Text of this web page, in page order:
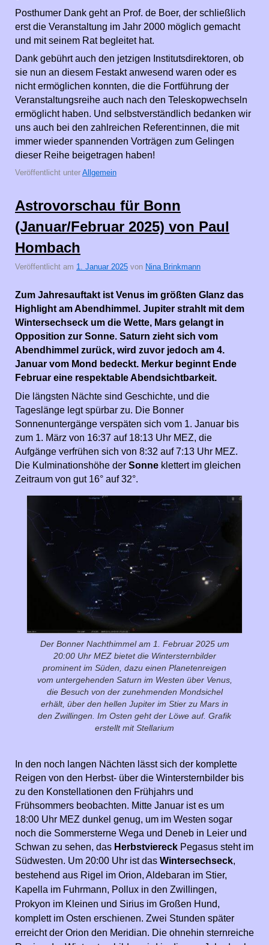
Posthumer Dank geht an Prof. de Boer, der schließlich
erst die Veranstaltung im Jahr 2000 möglich gemacht
und mit seinem Rat begleitet hat.
Dank gebührt auch den jetzigen Institutsdirektoren, ob
sie nun an diesem Festakt anwesend waren oder es
nicht ermöglichen konnten, die die Fortführung der
Veranstaltungsreihe auch nach den Teleskopwechseln
ermöglicht haben. Und selbstverständlich bedanken wir
uns auch bei den zahlreichen Referent:innen, die mit
immer wieder spannenden Vorträgen zum Gelingen
dieser Reihe beigetragen haben!
Veröffentlicht unter Allgemein
Astrovorschau für Bonn
(Januar/Februar 2025) von Paul
Hombach
Veröffentlicht am 1. Januar 2025 von Nina Brinkmann
Zum Jahresauftakt ist Venus im größten Glanz das
Highlight am Abendhimmel. Jupiter strahlt mit dem
Wintersechseck um die Wette, Mars gelangt in
Opposition zur Sonne. Saturn zieht sich vom
Abendhimmel zurück, wird zuvor jedoch am 4.
Januar vom Mond bedeckt. Merkur beginnt Ende
Februar eine respektable Abendsichtbarkeit.
Die längsten Nächte sind Geschichte, und die
Tageslänge legt spürbar zu. Die Bonner
Sonnenuntergänge verspäten sich vom 1. Januar bis
zum 1. März von 16:37 auf 18:13 Uhr MEZ, die
Aufgänge verfrühen sich von 8:32 auf 7:13 Uhr MEZ.
Die Kulminationshöhe der Sonne klettert im gleichen
Zeitraum von gut 16° auf 32°.
Der Bonner Nachthimmel am 1. Februar 2025 um
20:00 Uhr MEZ bietet die Wintersternbilder
prominent im Süden, dazu einen Planetenreigen
vom untergehenden Saturn im Westen über Venus,
die Besuch von der zunehmenden Mondsichel
erhält, über den hellen Jupiter im Stier zu Mars in
den Zwillingen. Im Osten geht der Löwe auf. Grafik
erstellt mit Stellarium
In den noch langen Nächten lässt sich der komplette
Reigen von den Herbst- über die Wintersternbilder bis
zu den Konstellationen den Frühjahrs und
Frühsommers beobachten. Mitte Januar ist es um
18:00 Uhr MEZ dunkel genug, um im Westen sogar
noch die Sommersterne Wega und Deneb in Leier und
Schwan zu sehen, das Herbstviereck Pegasus steht im
Südwesten. Um 20:00 Uhr ist das Wintersechseck,
bestehend aus Rigel im Orion, Aldebaran im Stier,
Kapella im Fuhrmann, Pollux in den Zwillingen,
Prokyon im Kleinen und Sirius im Großen Hund,
komplett im Osten erschienen. Zwei Stunden später
erreicht der Orion den Meridian. Die ohnehin sternreiche